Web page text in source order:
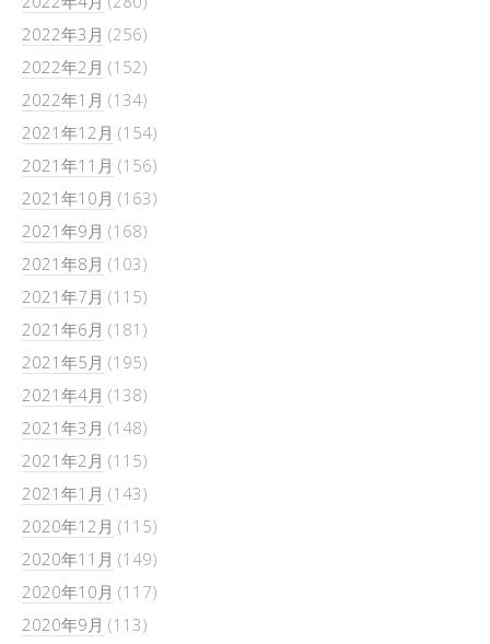
2022年3月 (256)
2022年2月 (152)
2022年1月 (134)
2021年12月 (154)
2021年11月 (156)
2021年10月 (163)
2021年9月 (168)
2021年8月 (103)
2021年7月 (115)
2021年6月 (181)
2021年5月 (195)
2021年4月 (138)
2021年3月 (148)
2021年2月 (115)
2021年1月 (143)
2020年12月 (115)
2020年11月 (149)
2020年10月 (117)
2020年9月 (113)